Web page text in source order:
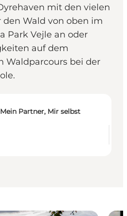
mit den vielen
den Wald von oben im
Park Vejle an oder
auf dem
Waldparcours bei der
Partner, Mir selbst